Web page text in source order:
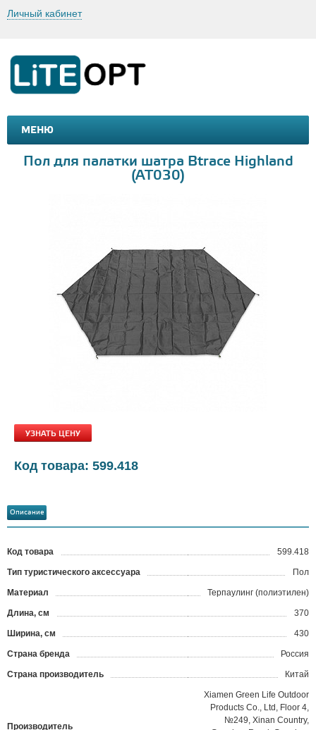
Личный кабинет
МЕНЮ
МАШИНКИ И МОТОЦИКЛЫ
Пол для палатки шатра Btrace Highland
(AT030)
УЗНАТЬ ЦЕНУ
Код товара: 599.418
Описание
Код товара 599.418
Тип туристического аксессуара Пол
Материал Терпаулинг (полиэтилен)
Длина, см 370
Ширина, см 430
Страна бренда Россия
Страна производитель Китай
Производитель
Xiamen Green Life Outdoor
Products Co., Ltd, Floor 4,
№249, Xinan Country,